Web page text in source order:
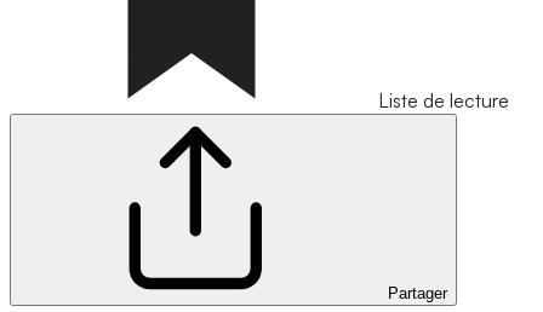
Liste de lecture
Partager